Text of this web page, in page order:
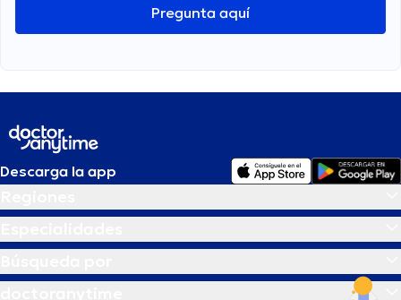
Pregunta aquí
Descarga la app